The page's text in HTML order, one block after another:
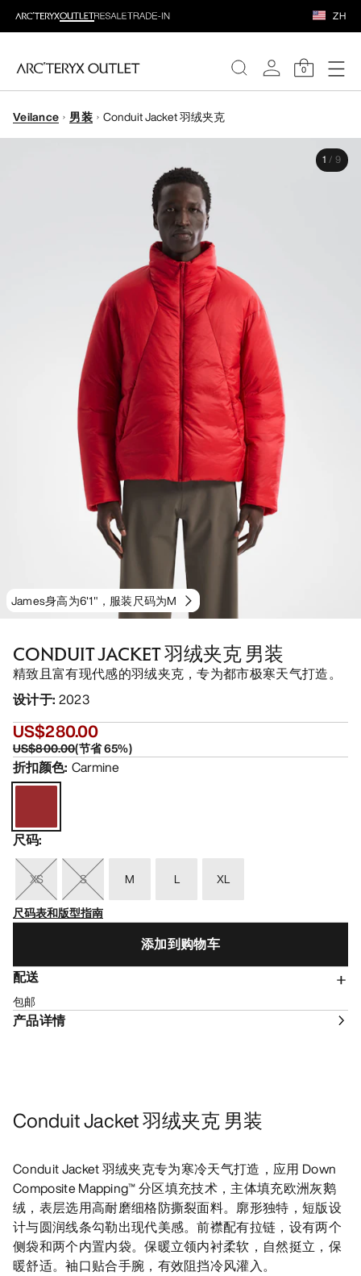
ZH
0
女装
Veilance 男装 Conduit Jacket 羽绒夹克
James身高为6'1"，服装尺码为M
1 / 9
CONDUIT JACKET 羽绒夹克 男装
精致且富有现代感的羽绒夹克，专为都市极寒天气打造。
设计于: 2023
US$280.00
US$800.00(节省65%)
折扣颜色: Carmine
尺码:
XS S M L
XL
尺码表和版型指南
添加到购物车
配送
包邮
产品详情
Conduit Jacket 羽绒夹克 男装
Conduit Jacket 羽绒夹克专为寒冷天气打造，应用 Down
Composite Mapping™ 分区填充技术，主体填充欧洲灰鹅
绒，表层选用高耐磨细格防撕裂面料。廓形独特，短版设
计与圆润线条勾勒出现代美感。前襟配有拉链，设有两个
侧袋和两个内置内袋。保暖立领内衬柔软，自然挺立，保
暖舒适。袖口贴合手腕，有效阻挡冷风灌入。